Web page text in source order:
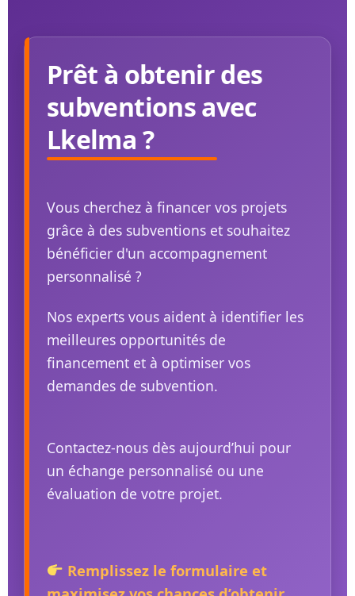
Prêt à obtenir des
subventions avec
Lkelma ?
Vous cherchez à financer vos projets
grâce à des subventions et souhaitez
bénéficier d'un accompagnement
personnalisé ?
Nos experts vous aident à identifier les
meilleures opportunités de
financement et à optimiser vos
demandes de subvention.
Contactez-nous dès aujourd’hui pour
un échange personnalisé ou une
évaluation de votre projet.
Remplissez le formulaire et